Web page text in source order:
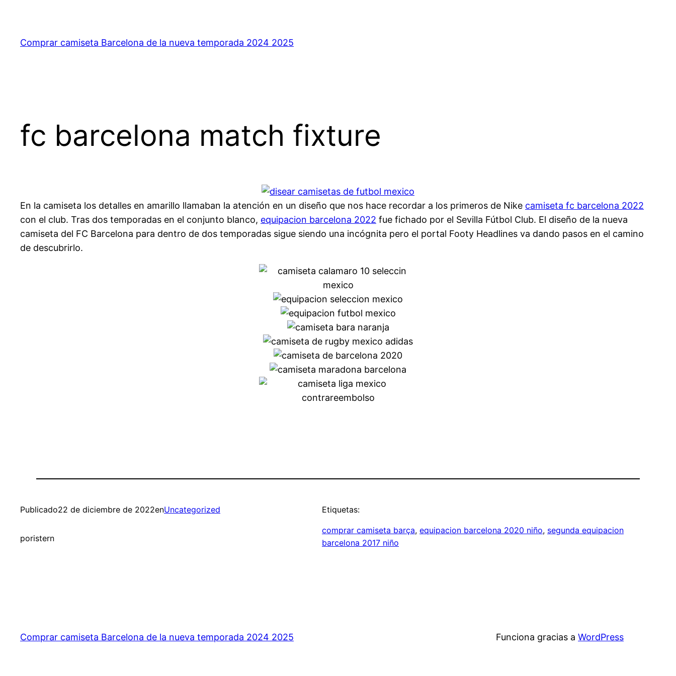
contenido
Comprar camiseta Barcelona de la nueva temporada 2024 2025
fc barcelona match fixture
En la camiseta los detalles en amarillo llamaban la atención en un diseño que nos hace recordar a los primeros de Nike camiseta fc barcelona 2022
con el club. Tras dos temporadas en el conjunto blanco, equipacion barcelona 2022 fue fichado por el Sevilla Fútbol Club. El diseño de la nueva
camiseta del FC Barcelona para dentro de dos temporadas sigue siendo una incógnita pero el portal Footy Headlines va dando pasos en el camino
de descubrirlo.
Publicado22 de diciembre de 2022enUncategorized
poristern
Etiquetas:
comprar camiseta barça, equipacion barcelona 2020 niño, segunda equipacion
barcelona 2017 niño
Comprar camiseta Barcelona de la nueva temporada 2024 2025 Funciona gracias a WordPress